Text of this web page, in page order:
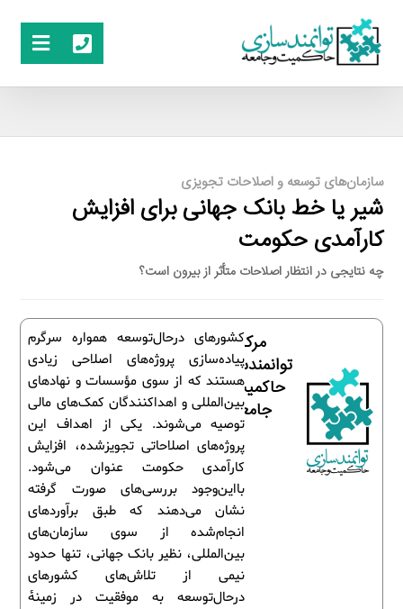
سازمان‌های توسعه و اصلاحات تجویزی
شیر یا خط بانک جهانی برای افزایش
کارآمدی حکومت
چه نتایجی در انتظار اصلاحات متأثر از بیرون است؟
کشورهای درحال‌توسعه همواره سرگرم
پیاده‌سازی پروژه‌های اصلاحی زیادی
هستند که از سوی مؤسسات و نهادهای
بین‌المللی و اهداکنندگان کمک‌های مالی
توصیه می‌شوند. یکی از اهداف این
پروژه‌های اصلاحاتی تجویزشده، افزایش
کارآمدی حکومت عنوان می‌شود.
بااین‌وجود بررسی‌های صورت گرفته
نشان می‌دهند که طبق برآوردهای
انجام‌شده از سوی سازمان‌های
بین‌المللی، نظیر بانک جهانی، تنها حدود
نیمی از تلاش‌های کشورهای
درحال‌توسعه به موفقیت در زمینۀ
مرکز
توانمندسازی
حاکمیت و
جامعه